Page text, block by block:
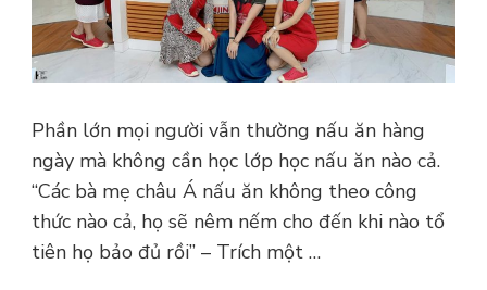
Phần lớn mọi người vẫn thường nấu ăn hàng
ngày mà không cần học lớp học nấu ăn nào cả.
“Các bà mẹ châu Á nấu ăn không theo công
thức nào cả, họ sẽ nêm nếm cho đến khi nào tổ
tiên họ bảo đủ rồi” – Trích một …